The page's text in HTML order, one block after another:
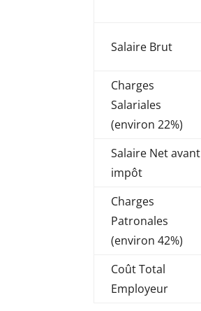
Salaire Brut
Charges
Salariales
(environ 22%)
Salaire Net avant
impôt
Charges
Patronales
(environ 42%)
Coût Total
Employeur